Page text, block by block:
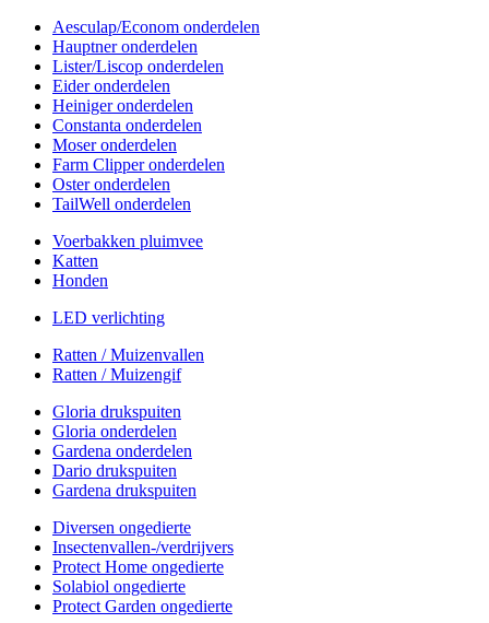
Aesculap/Econom onderdelen
Hauptner onderdelen
Lister/Liscop onderdelen
Eider onderdelen
Heiniger onderdelen
Constanta onderdelen
Moser onderdelen
Farm Clipper onderdelen
Oster onderdelen
TailWell onderdelen
Voerbakken pluimvee
Katten
Honden
LED verlichting
Ratten / Muizenvallen
Ratten / Muizengif
Gloria drukspuiten
Gloria onderdelen
Gardena onderdelen
Dario drukspuiten
Gardena drukspuiten
Diversen ongedierte
Insectenvallen-/verdrijvers
Protect Home ongedierte
Solabiol ongedierte
Protect Garden ongedierte